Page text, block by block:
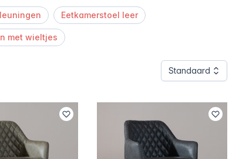
Eetkamerstoel leer
met wieltjes
Standaard